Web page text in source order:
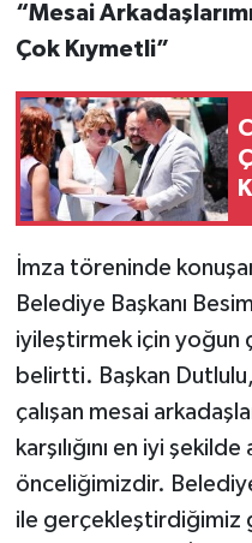
“Mesai
Çok Kıymetli”
İmza töreninde
Belediye Başkanı
iyileştirmek için yoğun
belirtti. Başkan
çalışan mesai
karşılığını en iyi
önceliğimizdir.
ile gerçekleştirdiğimiz